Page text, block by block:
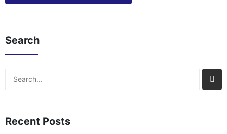
Search
Search
Recent Posts